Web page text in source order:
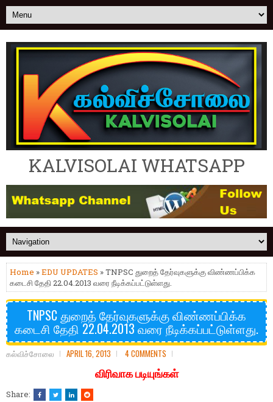
KALVISOLAI WHATSAPP
Home »EDU UPDATES » TNPSC துறைத் தேர்வுகளுக்கு விண்ணப்பிக்க
கடைசி தேதி 22.04.2013 வரை நீடிக்கப்பட்டுள்ளது.
TNPSC துறைத் தேர்வுகளுக்கு விண்ணப்பிக்க
கடைசி தேதி 22.04.2013 வரை நீடிக்கப்பட்டுள்ளது.
கல்விச்சோலை APRIL 16, 2013 4 COMMENTS
விரிவாக படியுங்கள்
Share: